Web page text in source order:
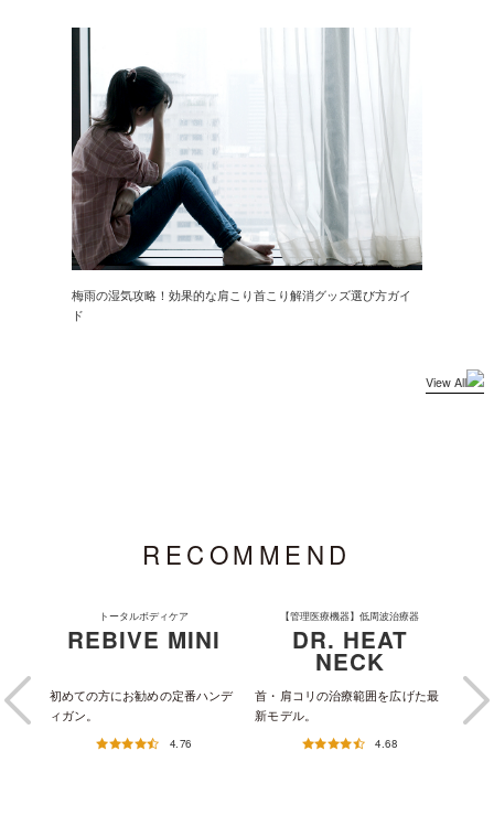
梅雨の湿気攻略！効果的な肩こり首こり解消グッズ選び方ガイ
ド
View All
RECOMMEND
イ
トータルボディケア
REBIVE MINI
初めての方にお勧めの定番ハンデ
ィガン。
4.76
【管理医療機器】低周波治療器
DR. HEAT
NECK
首・肩コリの治療範囲を広げた最
新モデル。
4.68
独
ドス